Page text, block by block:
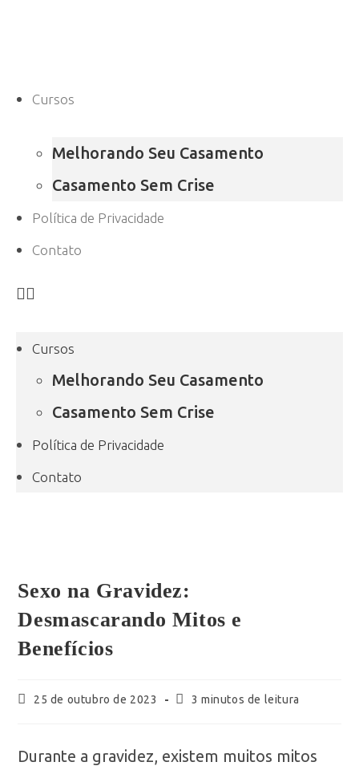
Cursos
Melhorando Seu Casamento
Casamento Sem Crise
Política de Privacidade
Contato
Cursos
Melhorando Seu Casamento
Casamento Sem Crise
Política de Privacidade
Contato
Sexo na Gravidez:
Desmascarando Mitos e
Benefícios
25 de outubro de 2023 3 minutos de leitura
Durante a gravidez, existem muitos mitos